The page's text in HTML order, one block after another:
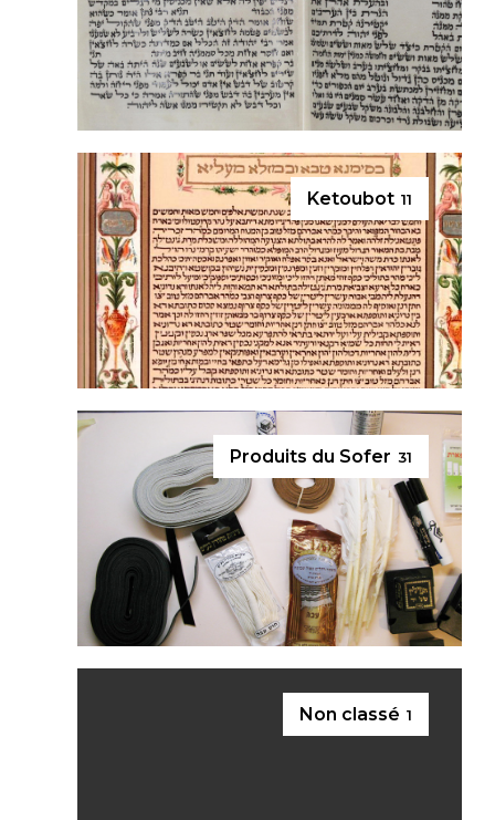
Ketoubot 11
Produits du Sofer 31
Non classé 1